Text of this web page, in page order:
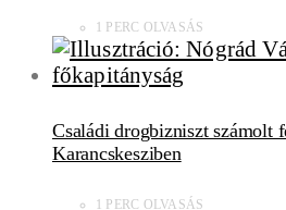
1 PERC OLVASÁS
Családi drogbizniszt számolt
Karancskesziben
1 PERC OLVASÁS